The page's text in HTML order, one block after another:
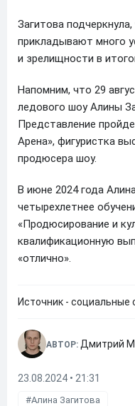
Загитова
прикладывают много
и зрелищности в
Напомним, что 29
ледового шоу Алины
Представление
Арена», фигуристка
продюсера шоу.
В июне 2024 года
четырехлетнее
«Продюсирование и
квалификационную
«отлично».
Источник - социальные
АВТОР: Дмитрий
23.08.2024 • 21:31
Алина Загитова